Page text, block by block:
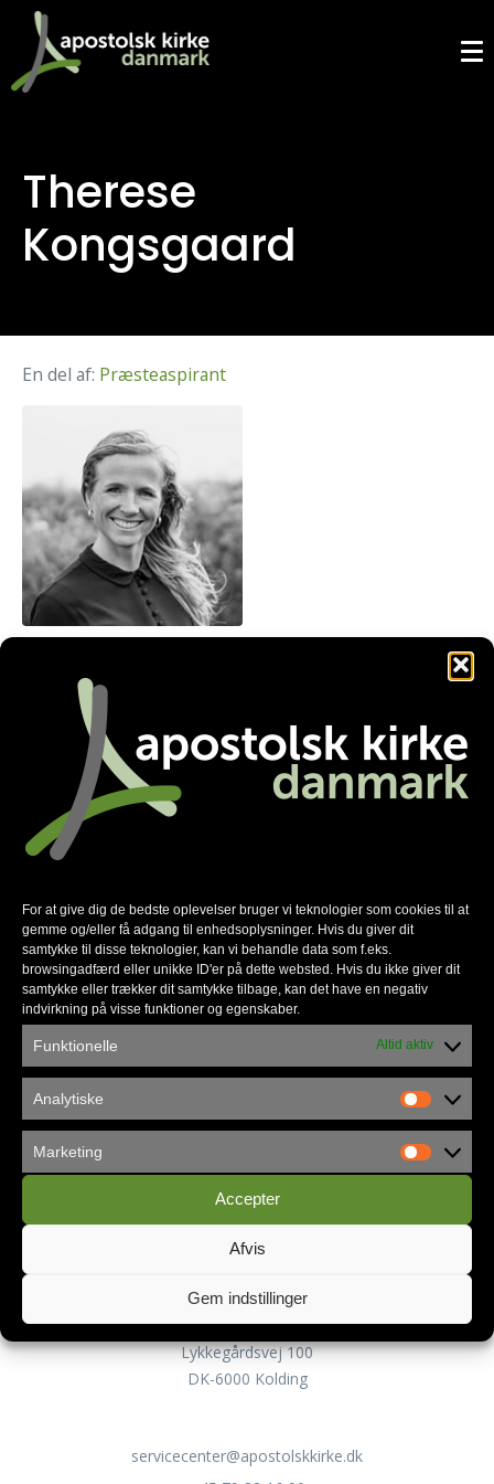
For at give dig de bedste oplevelser bruger vi teknologier som cookies til at
gemme og/eller få adgang til enhedsoplysninger. Hvis du giver dit
samtykke til disse teknologier, kan vi behandle data som f.eks.
browsingadfærd eller unikke ID'er på dette websted. Hvis du ikke giver dit
samtykke eller trækker dit samtykke tilbage, kan det have en negativ
indvirkning på visse funktioner og egenskaber.
Funktionelle Altid aktiv
Analytiske
Marketing
Accepter
Afvis
Gem indstillinger
Therese
Kongsgaard
En del af: Præsteaspirant
theresekongsgaard@gmail.com
Facebook Twitter LinkedIn
*skal udfyldes
E-mail*
Privatlivspolitik
Kontakt
Apostolsk Kirke Danmark
Servicecenteret
Lykkegårdsvej 100
DK-6000 Kolding
servicecenter@apostolskkirke.dk